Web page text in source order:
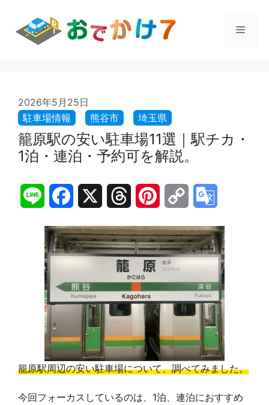
メ
2026年5月25日
籠原駅の安い駐車場11選｜駅チカ・
1泊・連泊・予約可を解説。
n
e
c
e
b
o
k
r
a
d
s
n
t
e
r
e
s
p
y
L
i
n
k
o
g
l
e
T
r
籠原駅周辺の安い駐車場について、調べてみました。
今回フォーカスしているのは、1泊、連泊におすすめ